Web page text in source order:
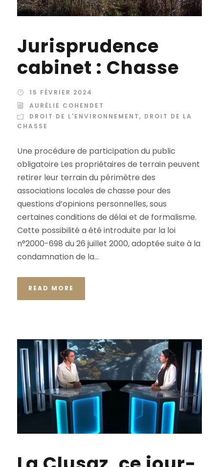
Jurisprudence
cabinet : Chasse
15 FÉVRIER 2024
AURÉLIE COHENDET
DROIT DE L'ENVIRONNEMENT, DROIT DE LA
CHASSE
Une procédure de participation du public
obligatoire Les propriétaires de terrain peuvent
retirer leur terrain du périmètre des
associations locales de chasse pour des
questions d’opinions personnelles, sous
certaines conditions de délai et de formalisme.
Cette possibilité a été introduite par la loi
n°2000-698 du 26 juillet 2000, adoptée suite à la
condamnation de la...
READ MORE